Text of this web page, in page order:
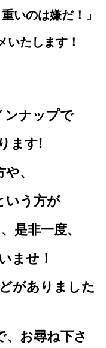
いのは嫌だ！」
いたします！
ンナップで
ます!
や、
いう方が
是非一度、
ませ！
がありました
お尋ね下さ